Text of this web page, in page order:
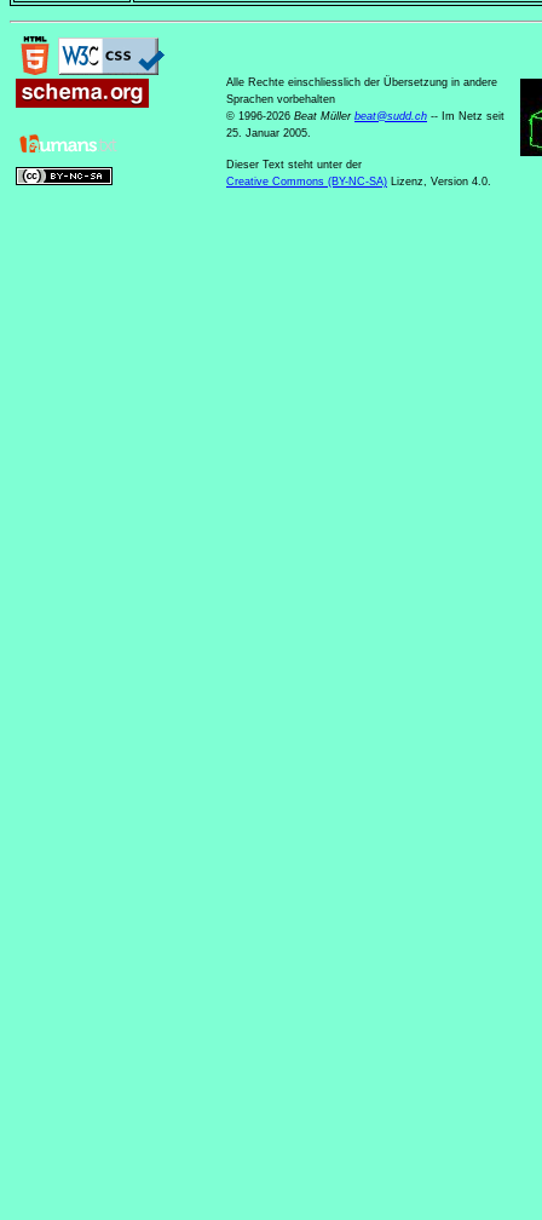
Alle Rechte einschliesslich der Übersetzung in andere
Sprachen vorbehalten
© 1996-2026 Beat Müller beat@sudd.ch -- Im Netz seit
25. Januar 2005.
Dieser Text steht unter der
Creative Commons (BY-NC-SA) Lizenz, Version 4.0.